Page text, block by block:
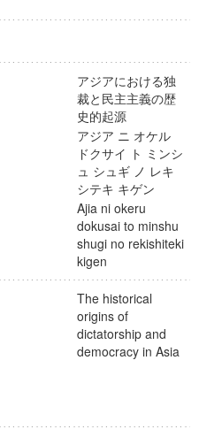
アジアにおける独
裁と民主主義の歴
史的起源
アジア ニ オケル
ドクサイ ト ミンシ
ュ シュギ ノ レキ
シテキ キゲン
Ajia ni okeru
dokusai to minshu
shugi no rekishiteki
kigen
The historical
origins of
dictatorship and
democracy in Asia